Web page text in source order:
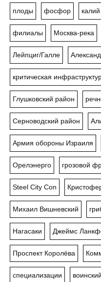
плоды фосфор калий
филиалы Москва-река
Лейпциг/Галле
критическая
Глушковский район
Серноводский район
Армия обороны Израиля
Орелэнерго грозовой
Steel City Con
Михаил Вишневский
Нагасаки Джеймс
Проспект Королёва
специализации